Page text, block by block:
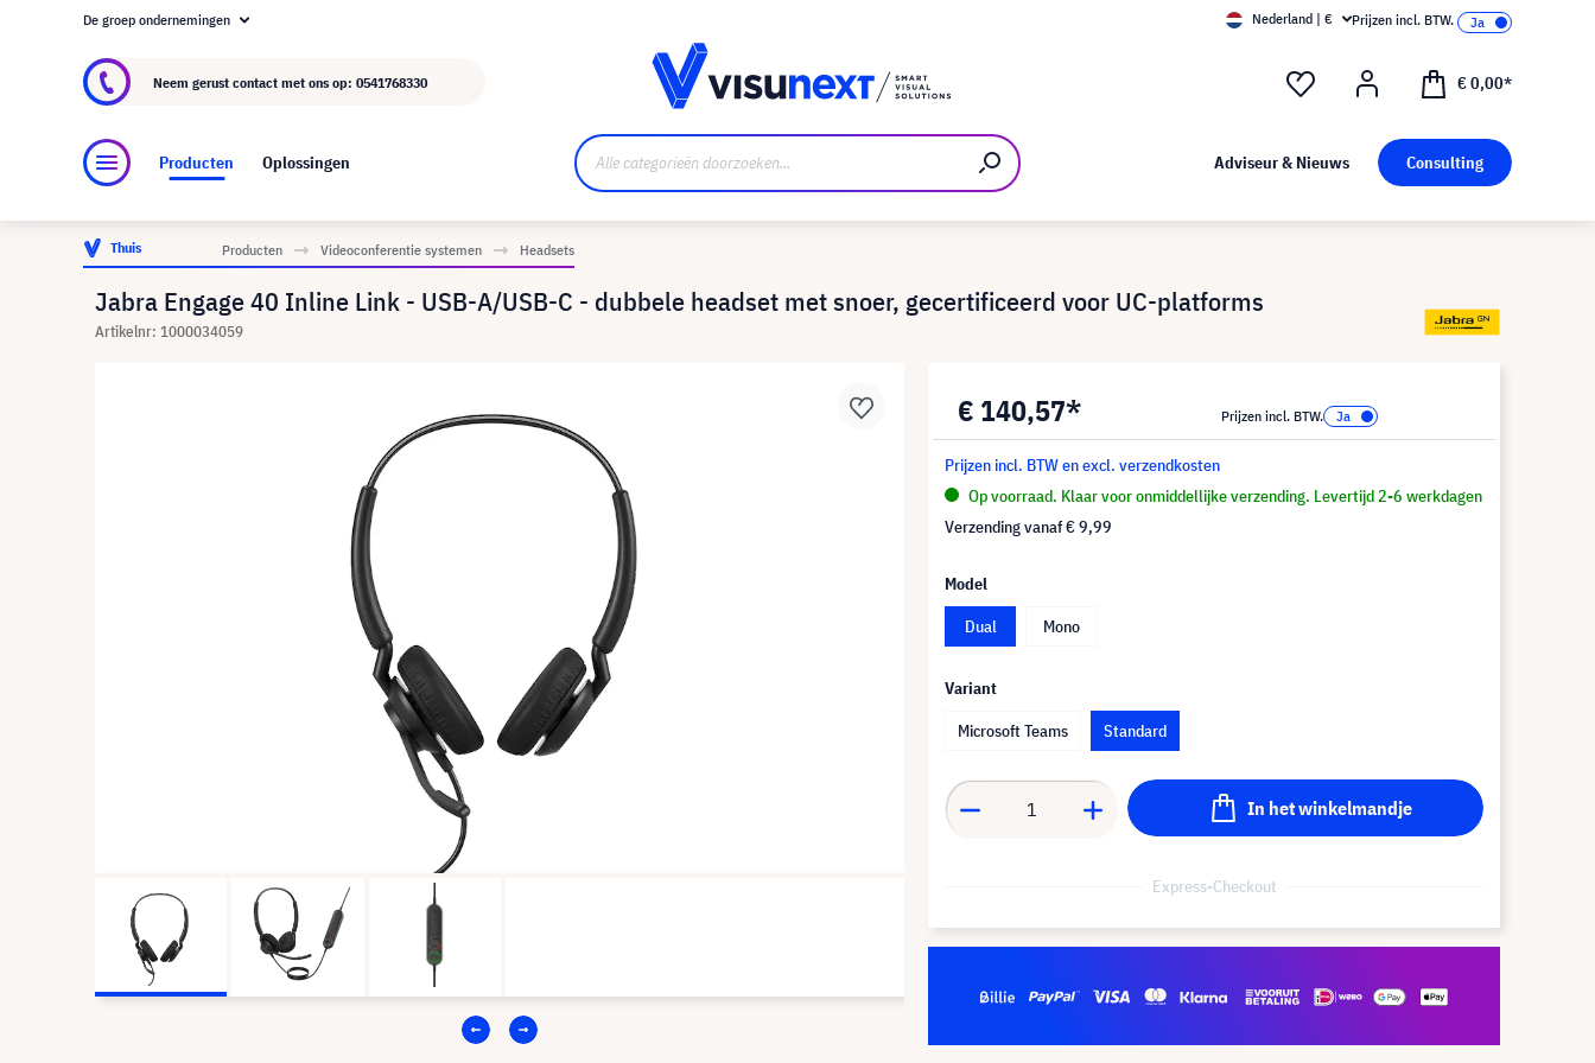
Over visunext.nl
De groep ondernemingen Nederland | € Prijzen incl. BTW.
Neem gerust contact met ons op: 0541768330 € 0,00*
Producten Oplossingen Adviseur & Nieuws Consulting
Thuis Producten Videoconferentie systemen Headsets
Jabra Engage 40 Inline Link - USB-A/USB-C - dubbele headset met snoer, gecertificeerd voor UC-platforms
Artikelnr: 1000034059
€ 140,57* Prijzen incl. BTW.
Prijzen incl. BTW en excl. verzendkosten
Op voorraad. Klaar voor onmiddellijke verzending. Levertijd 2-6 werkdagen
Verzending vanaf€ 9,99
Model
Dual
Mono
Variant
Microsoft Teams
Standard
In het winkelmandje
Express-Checkout